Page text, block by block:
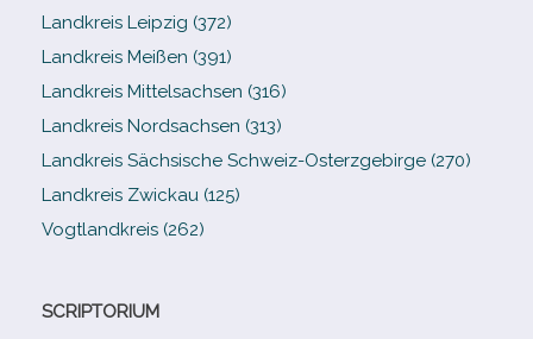
Landkreis Leipzig (372)
Landkreis Meißen (391)
Landkreis Mittelsachsen (316)
Landkreis Nordsachsen (313)
Landkreis Sächsische Schweiz-​Osterzgebirge (270)
Landkreis Zwickau (125)
Vogtlandkreis (262)
SCRIPTORIUM